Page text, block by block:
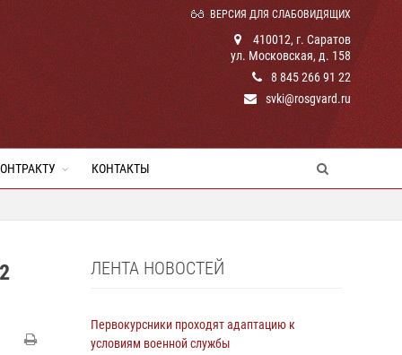
ВЕРСИЯ ДЛЯ СЛАБОВИДЯЩИХ
410012, г. Саратов
ул. Московская, д. 158
8 845 266 91 22
svki@rosgvard.ru
КОНТАКТЫ
ЛЕНТА НОВОСТЕЙ
Первокурсники проходят адаптацию к
условиям военной службы